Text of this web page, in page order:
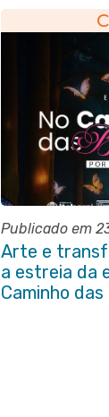
Publicado em
Arte e
a estreia da
Caminho